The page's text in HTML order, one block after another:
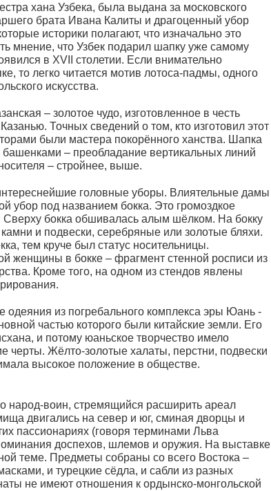
хана Узбека, была выдана за московского
брата Ивана Калиты и драгоценный убор
историки полагают, что изначально это
мнение, что Узбек подарил шапку уже самому
в XVII столетии. Если внимательно
то легко читается мотив лотоса-падмы, одного
искусства.
– золотое чудо, изготовленное в честь
Точных сведений о том, кто изготовил этот
были мастера покорённого ханства. Шапка
башенками – преобладание вертикальных линий
– стройнее, выше.
головные уборы. Влиятельные дамы
убор под названием бокка. Это громоздкое
бокка обшивалась алым шёлком. На бокку
и подвески, серебряные или золотые бляхи.
тем круче был статус носительницы.
женщины в бокке – фрагмент стенной росписи из
Кроме того, на одном из стендов явлены
одеяния из погребального комплекса эры Юань -
частью которого были китайские земли. Его
и потому юаньское творчество имело
черты. Жёлто-золотые халаты, перстни, подвески
высокое положение в обществе.
народ-воин, стремящийся расширить ареал
двигались на север и юг, сминая дворцы и
пассионариях (говоря терминами Льва
доспехов, шлемов и оружия. На выставке
теме. Предметы собраны со всего Востока –
и турецкие сёдла, и сабли из разных
не имеют отношения к ордынско-монгольской